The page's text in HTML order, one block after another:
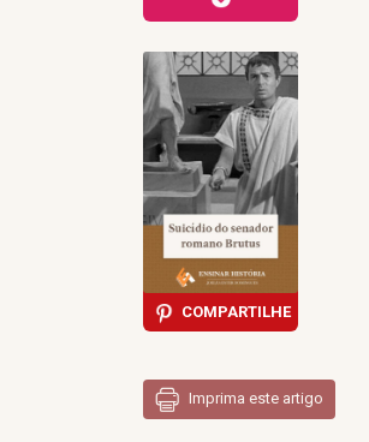
COMPARTILHE
Imprima este artigo